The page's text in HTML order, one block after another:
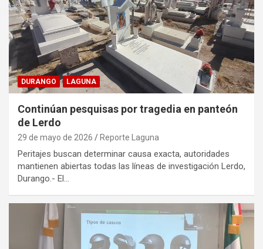
DURANGO LAGUNA
Continúan pesquisas por tragedia en panteón
de Lerdo
29 de mayo de 2026 Reporte Laguna
Peritajes buscan determinar causa exacta, autoridades
mantienen abiertas todas las líneas de investigación Lerdo,
Durango.- El…